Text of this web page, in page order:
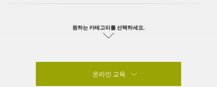
원하는 카테고리를 선택하세요.
온라인 교육